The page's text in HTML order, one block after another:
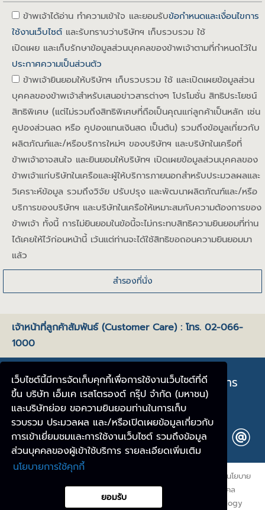
เว็บไซต์นี้มีการจัดเก็บคุกกี้เพื่อการใช้งานเว็บไซต์ที่ดี
ขึ้น บริษัท เอ็มเค เรสโตรองต์ กรุ๊ป จำกัด (มหาชน)
และบริษัทย่อย ขอความยินยอมท่านในการเก็บ
รวบรวม ประมวลผล และ/หรือเปิดเผยข้อมูลเกี่ยวกับ
การเข้าเยี่ยมชมและการใช้งานเว็บไซต์ รวมถึงข้อมูล
ส่วนบุคคลของผู้เข้าใช้บริการ รายละเอียดเพิ่มเติม
นโยบายการใช้คุกกี้
ยอมรับ
ข้าพเจ้าได้อ่าน ทำความเข้าใจ และยอมรับข้อกำหนดและเงื่อนไขการ
ใช้งานเว็บไซต์ และรับทราบว่าบริษัทฯ เก็บรวบรวม ใช้
เปิดเผย และเก็บรักษาข้อมูลส่วนบุคคลของข้าพเจ้าตามที่กำหนดไว้ใน
ประกาศความเป็นส่วนตัว
ข้าพเจ้ายินยอมให้บริษัทฯ เก็บรวบรวม ใช้ และเปิดเผยข้อมูลส่วน
บุคคลของข้าพเจ้าสำหรับเสนอข่าวสารต่างๆ โปรโมชั่น สิทธิประโยชน์
สิทธิพิเศษ (แต่ไม่รวมถึงสิทธิพิเศษที่ถือเป็นคุณแก่ลูกค้าเป็นหลัก เช่น
คูปองส่วนลด หรือ คูปองแทนเงินสด เป็นต้น) รวมถึงข้อมูลเกี่ยวกับ
ผลิตภัณฑ์และ/หรือบริการใหม่ๆ ของบริษัทฯ และบริษัทในเครือที่
ข้าพเจ้าอาจสนใจ และยินยอมให้บริษัทฯ เปิดเผยข้อมูลส่วนบุคคลของ
ข้าพเจ้าแก่บริษัทในเครือและผู้ให้บริการภายนอกสำหรับประมวลผลและ
วิเคราะห์ข้อมูล รวมถึงวิจัย ปรับปรุง และพัฒนาผลิตภัณฑ์และ/หรือ
บริการของบริษัทฯ และบริษัทในเครือให้เหมาะสมกับความต้องการของ
ข้าพเจ้า ทั้งนี้ การไม่ยินยอมในข้อนี้จะไม่กระทบสิทธิความยินยอมที่ท่าน
ได้เคยให้ไว้ก่อนหน้านี้ เว้นแต่ท่านจะได้ใช้สิทธิขอถอนความยินยอมมา
แล้ว
เจ้าหน้าที่ลูกค้าสัมพันธ์ (Customer Care) : โทร. 02-066-
1000
ยินดีต้อนรับทุกท่าน สู่ “แหลมเจริญซีฟู้ด” อาหาร
ทะเลสไตล์ไทยใกล้บ้านคุณ
ข้อกำหนดและเงื่อนไขการใช้งานเว็บไซต์
นโยบาย
|แบบฟอร์มการขอใช้สิทธิของเจ้าของข้อมูลส่วนบุคคล
Copyright © 2021 All rights reserved. by Nipa Technology